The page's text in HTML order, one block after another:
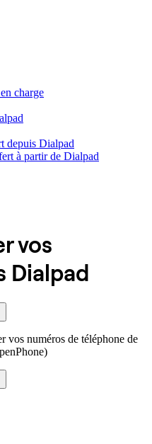
charge
depuis Dialpad
à partir de Dialpad
vos
Dialpad
vos numéros de téléphone de